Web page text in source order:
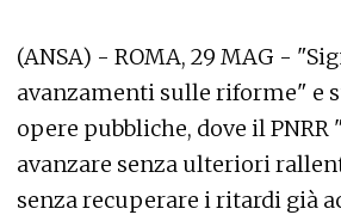
(ANSA) - ROMA, 29 MAG -
avanzamenti sulle riforme" e
opere pubbliche, dove il PNRR
avanzare senza ulteriori
senza recuperare i ritardi già